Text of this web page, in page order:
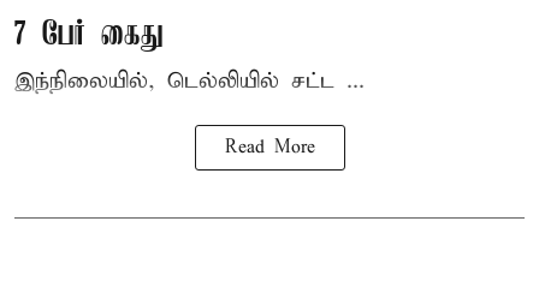
7 பேர் கைது
இந்நிலையில், டெல்லியில் சட்ட ...
Read More